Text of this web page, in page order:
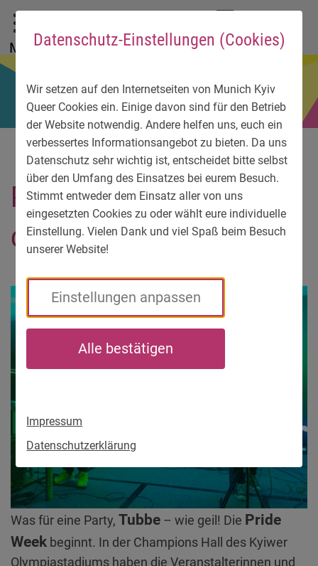
Datenschutz-Einstellungen (Cookies)
Wir setzen auf den Internetseiten von Munich Kyiv
Queer Cookies ein. Einige davon sind für den Betrieb
der Website notwendig. Andere helfen uns, euch ein
verbessertes Informationsangebot zu bieten. Da uns
Datenschutz sehr wichtig ist, entscheidet bitte selbst
über den Umfang des Einsatzes bei eurem Besuch.
Stimmt entweder dem Einsatz aller von uns
eingesetzten Cookies zu oder wählt eure individuelle
Einstellung. Vielen Dank und viel Spaß beim Besuch
unserer Website!
Einstellungen anpassen
Alle bestätigen
Impressum
Datenschutzerklärung
Zum Hauptmenü
Zum Sprachmenü
Zur Suche
Zum Inhalt
Zu den Service-Informationen
Menü
Prideblog: Stolz auch
ohne Parade
Was für eine Party, Tubbe– wie geil! Die Pride
Weekbeginnt. In der Champions Hall des Kyiwer
Olympiastadiums haben die Veranstalterinnen und